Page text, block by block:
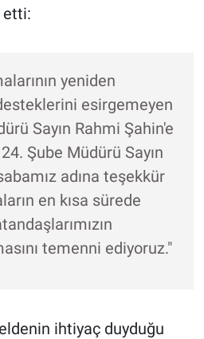
etti:
yeniden
esirgemeyen
Sayın Rahmi Şahin'e
Şube Müdürü Sayın
adına teşekkür
en kısa sürede
temenni ediyoruz."
ihtiyaç duyduğu